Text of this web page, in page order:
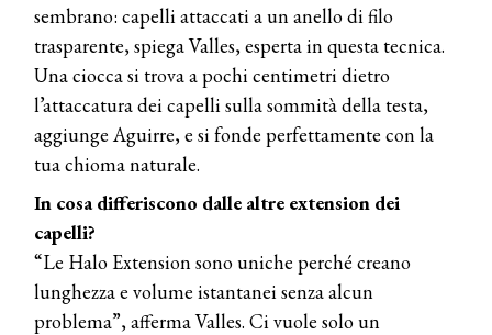
sembrano: capelli attaccati a un anello di filo
trasparente, spiega Valles, esperta in questa tecnica.
Una ciocca si trova a pochi centimetri dietro
l’attaccatura dei capelli sulla sommità della testa,
aggiunge Aguirre, e si fonde perfettamente con la
tua chioma naturale.
In cosa differiscono dalle altre extension dei
capelli?
“Le Halo Extension sono uniche perché creano
lunghezza e volume istantanei senza alcun
problema”, afferma Valles. Ci vuole solo un